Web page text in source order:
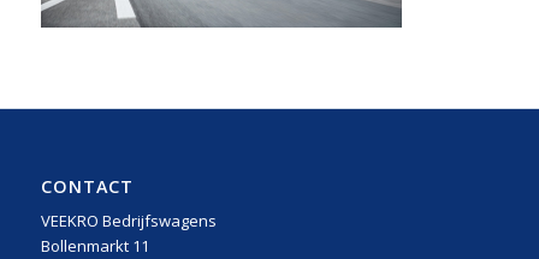
CONTACT
VEEKRO Bedrijfswagens
Bollenmarkt 11